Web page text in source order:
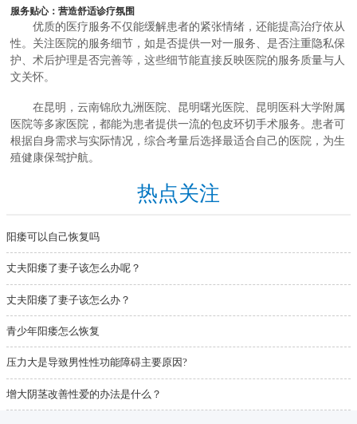
服务贴心：营造舒适诊疗氛围
优质的医疗服务不仅能缓解患者的紧张情绪，还能提高治疗依从
性。关注医院的服务细节，如是否提供一对一服务、是否注重隐私保
护、术后护理是否完善等，这些细节能直接反映医院的服务质量与人
文关怀。
在昆明，云南锦欣九洲医院、昆明曙光医院、昆明医科大学附属
医院等多家医院，都能为患者提供一流的包皮环切手术服务。患者可
根据自身需求与实际情况，综合考量后选择最适合自己的医院，为生
殖健康保驾护航。
热点关注
阳痿可以自己恢复吗
丈夫阳痿了妻子该怎么办呢？
丈夫阳痿了妻子该怎么办？
青少年阳痿怎么恢复
压力大是导致男性性功能障碍主要原因?
增大阴茎改善性爱的办法是什么？